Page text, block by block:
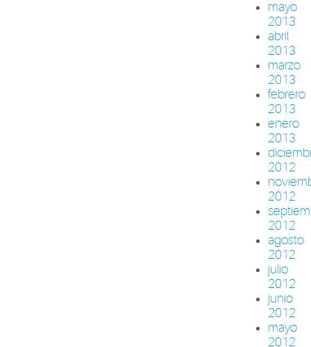
mayo
2013
abril
2013
marzo
2013
febrero
2013
enero
2013
2012
2012
2012
agosto
2012
julio
2012
junio
2012
mayo
2012